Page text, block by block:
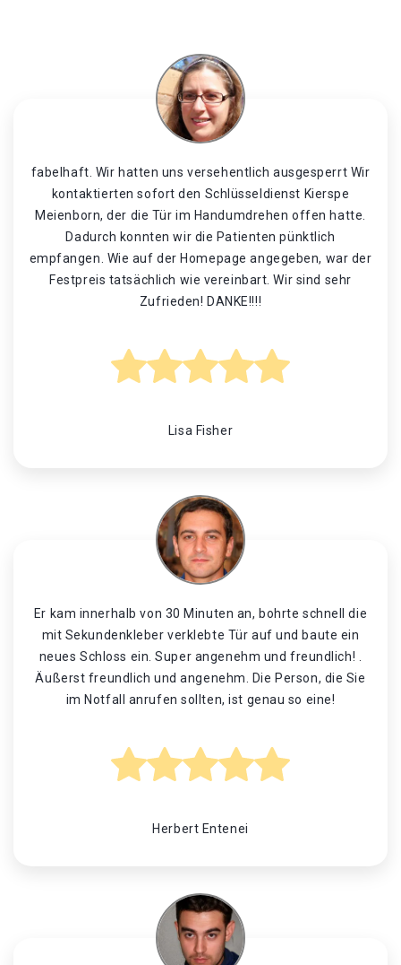
fabelhaft. Wir hatten uns versehentlich ausgesperrt Wir
kontaktierten sofort den Schlüsseldienst Kierspe
Meienborn, der die Tür im Handumdrehen offen hatte.
Dadurch konnten wir die Patienten pünktlich
empfangen. Wie auf der Homepage angegeben, war der
Festpreis tatsächlich wie vereinbart. Wir sind sehr
Zufrieden! DANKE!!!!
Lisa Fisher
Er kam innerhalb von 30 Minuten an, bohrte schnell die
mit Sekundenkleber verklebte Tür auf und baute ein
neues Schloss ein. Super angenehm und freundlich! .
Äußerst freundlich und angenehm. Die Person, die Sie
im Notfall anrufen sollten, ist genau so eine!
Herbert Entenei